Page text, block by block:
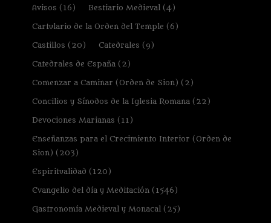
Avisos (16) Bestiario Medieval(4)
Cartulario de la Orden del Temple (6)
Castillos (20) Catedrales (9)
Catedrales de España(2)
Comenzar a Caminar (Orden de Sion) (2)
Concilios y Sínodos de la Iglesia Romana(22)
Devociones Marianas (11)
Enseñanzas para el Crecimiento Interior (Orden de
Sion) (203)
Espiritualidad (120)
Evangelio del día y Meditación(1546)
Gastronomía Medieval y Monacal(25)